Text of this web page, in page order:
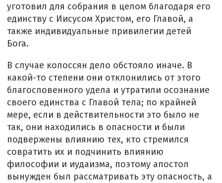
уготовил для собрания в целом благодаря его
единству с Иисусом Христом, его Главой, а
также индивидуальные привилегии детей
Бога.
В случае колоссян дело обстояло иначе. В
какой-то степени они отклонились от этого
благословенного удела и утратили осознание
своего единства с Главой тела; по крайней
мере, если в действительности это было не
так, они находились в опасности и были
подвержены влиянию тех, кто стремился
совратить их и подчинить влиянию
философии и иудаизма, поэтому апостол
вынужден был рассматривать эту опасность, а